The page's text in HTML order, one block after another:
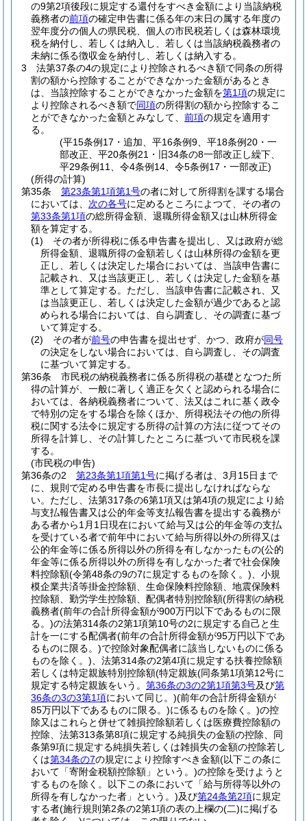
の9第2項後段に規定する還付をすべき金額により当該納税
義務者の前項の確定申告書に係る年の末日の属する年度の
翌年度分の個人の県民税、個人の市民税若しくは森林環境
税を納付し、若しくは納入し、若しくは当該納税義務者の
未納に係る徴収金を納付し、若しくは納入する。
3
法第37条の4の規定により控除されるべき額で同条の所得
割の額から控除することができなかった金額があるとき
は、当該控除することができなかった金額を第1項の規定に
より控除されるべき額で同項の所得割の額から控除するこ
とができなかった金額とみなして、 前項の規定を適用す
る。
(平15条例17・追加、平16条例9、平18条例20・一
部改正、平20条例21・旧34条の8一部改正し繰下、
平29条例11、令4条例14、令5条例17・一部改正)
(所得の計算)
第35条
第23条第1項第1号の者に対して所得割を課する場合
においては、 次の各号に定めるところによつて、その者の
第33条第1項の総所得金額、退職所得金額又は山林所得金
額を算定する。
(1)
その者が所得税に係る申告書を提出し、又は政府が総
所得金額、退職所得の金額若しくは山林所得の金額を更
正し、若しくは決定した場合においては、当該申告書に
記載され、又は当該更正し、若しくは決定した金額を基
準として算定する。 ただし、当該申告書に記載され、又
は当該更正し、若しくは決定した金額が過少であると認
められる場合においては、自ら調査し、その調査に基づ
いて算定する。
(2)
その者が前号の申告書を提出せず、かつ、政府が同号
の決定をしない場合においては、自ら調査し、その調査
に基づいて算定する。
第36条
市民税の納税義務者に係る所得税の基礎となつた所
得の計算が、一般に著しく適正を欠くと認められる場合に
おいては、各納税義務者について、法又はこれに基く政令
で特別の定をする場合を除くほか、所得税法その他の所得
税に関する法令に規定する所得の計算の方法に従つてその
所得を計算し、その計算したところに基づいて市民税を課
する。
(市民税の申告)
第36条の2
第23条第1項第1号に掲げる者は、3月15日まで
に、規則で定める申告書を市長に提出しなければならな
い。 ただし、法第317条の6第1項又は第4項の規定により給
与支払報告書又は公的年金等支払報告書を提出する義務が
ある者から1月1日現在において給与又は公的年金等の支払
を受けている者で前年中において給与所得以外の所得又は
公的年金等に係る所得以外の所得を有しなかったもの(公的
年金等に係る所得以外の所得を有しなかった者で社会保険
料控除額(令第48条の9の7に規定するものを除く。) 、小規
模企業共済等掛金控除額、生命保険料控除額、地震保険料
控除額、勤労学生控除額、配偶者特別控除額(所得割の納税
義務者(前年の合計所得金額が900万円以下であるものに限
る。)の法第314条の2第1項第10号の2に規定する自己と生
計を一にする配偶者(前年の合計所得金額が95万円以下であ
るものに限る。)で控除対象配偶者に該当しないものに係る
ものを除く。) 、法第314条の2第4項に規定する扶養控除額
若しくは特定親族特別控除額(特定親族(同条第1項第12号に
規定する特定親族をいう。 第36条の3の2第1項第3号及び第
36条の3の3第1項において同じ。)(前年の合計所得金額が
85万円以下であるものに限る。)に係るものを除く。)の控
除又はこれらと併せて雑損控除額若しくは医療費控除額の
控除、法第313条第8項に規定する純損失の金額の控除、同
条第9項に規定する純損失若しくは雑損失の金額の控除若し
くは第34条の7の規定により控除すべき金額(以下この条に
おいて「寄附金税額控除額」という。)の控除を受けようと
するものを除く。以下この条において「給与所得等以外の
所得を有しなかった者」という。)及び第24条第2項に規定
する者(施行規則第2条の2第1項の表の上欄の(二)に掲げる